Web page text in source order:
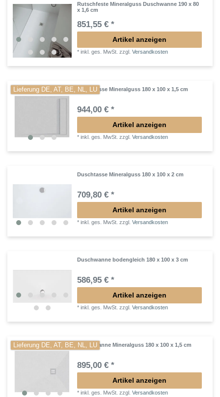
Rutschfeste Mineralguss Duschwanne 190 x 80
x 1,6 cm
851,55 € *
Artikel anzeigen
*inkl. ges. MwSt. zzgl.Versandkosten
Lieferung DE, AT, BE, NL, LUDuschtasse Mineralguss 180 x 100 x 1,5 cm
944,00 € *
Artikel anzeigen
*inkl. ges. MwSt. zzgl.Versandkosten
Duschtasse Mineralguss 180 x 100 x 2 cm
709,80 € *
Artikel anzeigen
*inkl. ges. MwSt. zzgl.Versandkosten
Duschwanne bodengleich 180 x 100 x 3 cm
586,95 € *
Artikel anzeigen
*inkl. ges. MwSt. zzgl.Versandkosten
Lieferung DE, AT, BE, NL, LUDuschwanne Mineralguss 180 x 100 x 1,5 cm
895,00 € *
Artikel anzeigen
*inkl. ges. MwSt. zzgl.Versandkosten